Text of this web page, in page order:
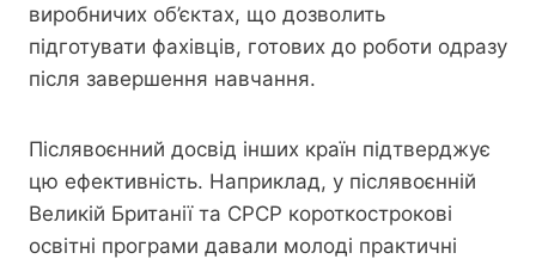
виробничих об’єктах, що дозволить
підготувати фахівців, готових до роботи одразу
після завершення навчання.
Післявоєнний досвід інших країн підтверджує
цю ефективність. Наприклад, у післявоєнній
Великій Британії та СРСР короткострокові
освітні програми давали молоді практичні